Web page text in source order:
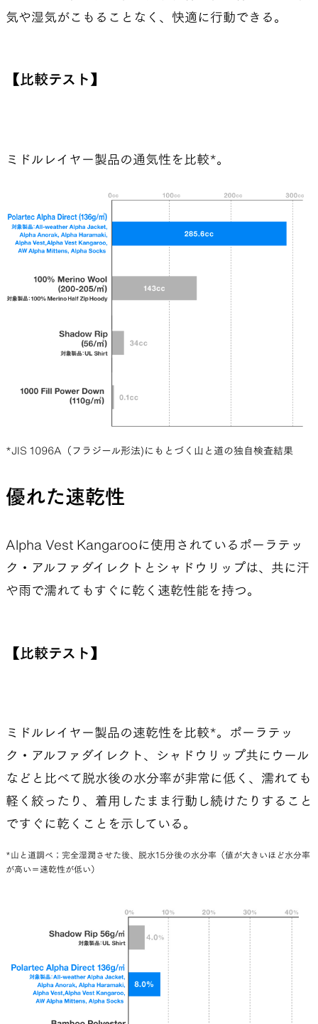
気や湿気がこもることなく、快適に行動できる。
【比較テスト】
ミドルレイヤー製品の通気性を比較*。
*JIS 1096A（フラジール形法)にもとづく山と道の独自検査結果
優れた速乾性
Alpha Vest Kangarooに使用されているポーラテッ
ク・アルファダイレクトとシャドウリップは、共に汗
や雨で濡れてもすぐに乾く速乾性能を持つ。
【比較テスト】
ミドルレイヤー製品の速乾性を比較*。ポーラテッ
ク・アルファダイレクト、シャドウリップ共にウール
などと比べて脱水後の水分率が非常に低く、濡れても
軽く絞ったり、着用したまま行動し続けたりすること
ですぐに乾くことを示している。
*山と道調べ；完全湿潤させた後、脱水15分後の水分率（値が大きいほど水分率
が高い＝速乾性が低い）